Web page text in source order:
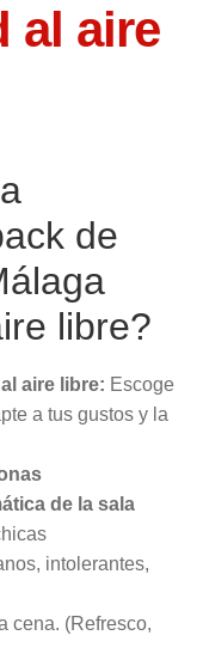
al aire
de
libre?
aire libre: Escoge
a tus gustos y la
de la sala
intolerantes,
cena. (Refresco,